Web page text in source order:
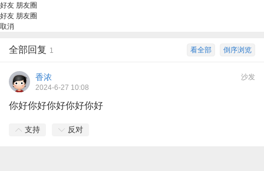
好友 朋友圈
好友 朋友圈
取消
倒序浏览
看全部
全部回复 1
沙发
香浓
2024-6-27 10:08
你好你好你好你好你好
支持 反对